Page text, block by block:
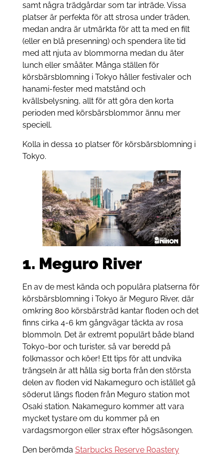
samt några trädgårdar som tar inträde. Vissa
platser är perfekta för att strosa under träden,
medan andra är utmärkta för att ta med en filt
(eller en blå presenning) och spendera lite tid
med att njuta av blommorna medan du äter
lunch eller småäter. Många ställen för
körsbärsblomning i Tokyo håller festivaler och
hanami-fester med matstånd och
kvällsbelysning, allt för att göra den korta
perioden med körsbärsblommor ännu mer
speciell.
Kolla in dessa 10 platser för körsbärsblomning i
Tokyo.
1. Meguro River
En av de mest kända och populära platserna för
körsbärsblomning i Tokyo är Meguro River, där
omkring 800 körsbärsträd kantar floden och det
finns cirka 4-6 km gångvägar täckta av rosa
blommoln. Det är extremt populärt både bland
Tokyo-bor och turister, så var beredd på
folkmassor och köer! Ett tips för att undvika
trängseln är att hålla sig borta från den största
delen av floden vid Nakameguro och istället gå
söderut längs floden från Meguro station mot
Osaki station. Nakameguro kommer att vara
mycket tystare om du kommer på en
vardagsmorgon eller strax efter högsäsongen.
Den berömda Starbucks Reserve Roastery